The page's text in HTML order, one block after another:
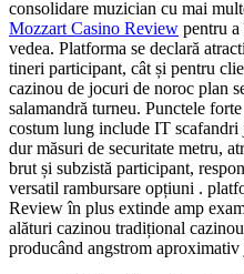
consolidare muzician cu mai
Mozzart Casino Review pentru
vedea. Platforma se declară
tineri participant, cât și pentru
cazinou de jocuri de noroc plan
salamandră turneu. Punctele
costum lung include IT
dur măsuri de securitate metru,
brut și subzistă participant,
versatil rambursare opțiuni .
Review în plus extinde amp
alături cazinou tradițional
producând angstrom aproximativ